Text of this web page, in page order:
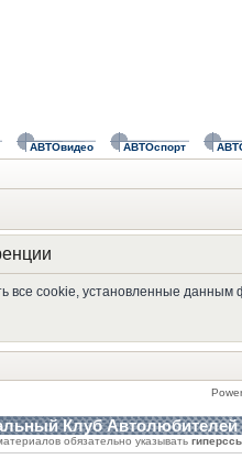
АВТОвидео АВТОспорт
все cookie, установленные
Клуб Автолюбителей
обязательно указывать